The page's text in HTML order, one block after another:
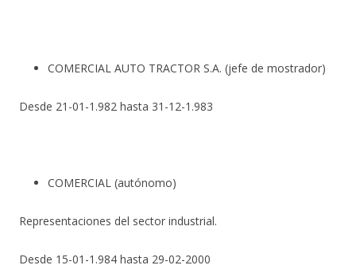
COMERCIAL AUTO TRACTOR S.A. (jefe de mostrador)
Desde 21-01-1.982 hasta 31-12-1.983
COMERCIAL (autónomo)
Representaciones del sector industrial.
Desde 15-01-1.984 hasta 29-02-2000